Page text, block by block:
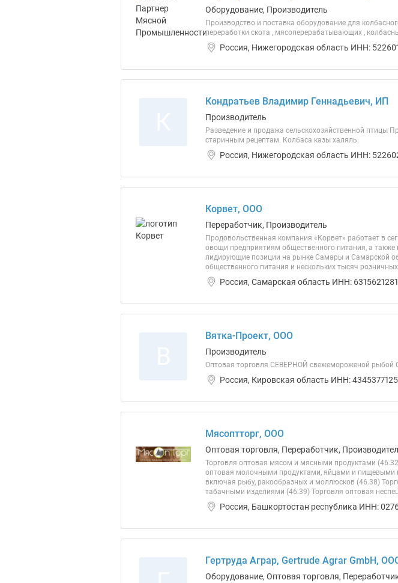
Оборудование, Производитель
Производство и поставка оборудование для
переработки скота , мясоперерабатывающих ,
Россия, Нижегородская область ИНН:
Кондратьев Владимир Геннадьевич, ИП
Производитель
Разведение и продажа сельскохозяйственной птицы
старинным рецептам. Колбаса казы халяль.
Россия, Нижегородская область ИНН:
Корвет, ООО
Переработчик, Производитель
Продовольственная компания «Корвет» работает в
овощи предприятиям общественного питания, а также
лидирующие позиции на рынке Самары и Самарской
общественного питания и нескольких тысяч
Россия, Самарская область ИНН: 6315621281
Вятка-Проект, ООО
Производитель
Оптовая торговля СЕВЕРНОЙ свежемороженой
Россия, Кировская область ИНН: 4345377125
Мясоптторг, ООО
Оптовая торговля, Переработчик,
Торговля оптовая мясом и мясными продуктами
оптовая молочными продуктами, яйцами и
включая рыбу, ракообразных и моллюсков (46.38)
табачными изделиями (46.39) Торговля оптовая
Россия, Башкортостан республика ИНН:
Гертруда Аграр, Gertrude Agrar GmbH,
Оборудование, Оптовая торговля,